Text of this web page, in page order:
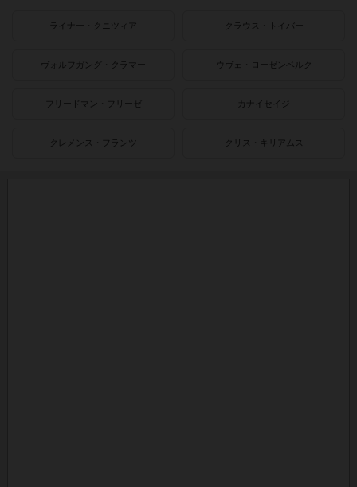
ライナー・クニツィア クラウス・トイバー
ヴォルフガング・クラマー ウヴェ・ローゼンベルク
フリードマン・フリーゼ カナイセイジ
クレメンス・フランツ クリス・キリアムス